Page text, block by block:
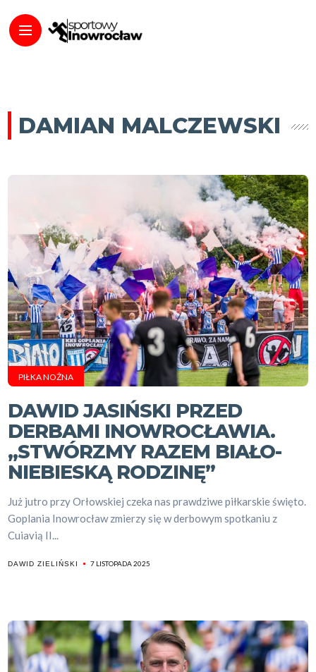
DAMIAN MALCZEWSKI
PIŁKA NOŻNA
DAWID JASIŃSKI PRZED
DERBAMI INOWROCŁAWIA.
„STWÓRZMY RAZEM BIAŁO-
NIEBIESKĄ RODZINĘ”
Już jutro przy Orłowskiej czeka nas prawdziwe piłkarskie święto.
Goplania Inowrocław zmierzy się w derbowym spotkaniu z
Cuiavią II...
DAWID ZIELIŃSKI 7 LISTOPADA 2025